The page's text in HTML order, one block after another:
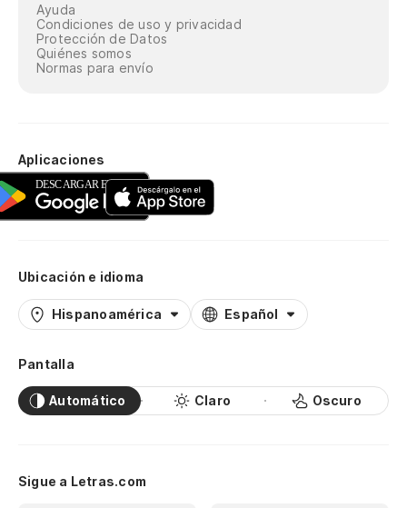
Ayuda
Condiciones de uso y privacidad
Protección de Datos
Quiénes somos
Normas para envío
Aplicaciones
Ubicación e idioma
Hispanoamérica Español
Pantalla
Automático Claro Oscuro
Sigue a Letras.com